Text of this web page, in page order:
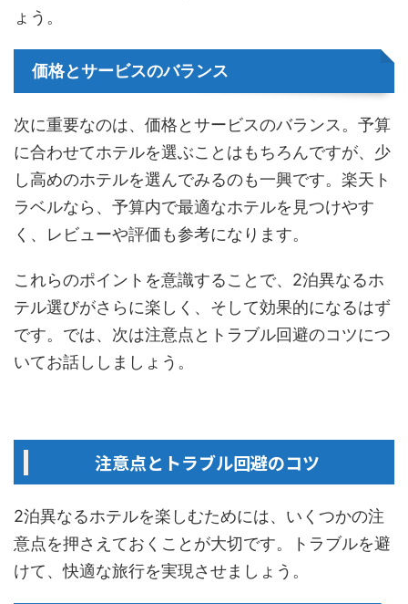
ょう。
価格とサービスのバランス
次に重要なのは、価格とサービスのバランス。予算
に合わせてホテルを選ぶことはもちろんですが、少
し高めのホテルを選んでみるのも一興です。楽天ト
ラベルなら、予算内で最適なホテルを見つけやす
く、レビューや評価も参考になります。
これらのポイントを意識することで、2泊異なるホ
テル選びがさらに楽しく、そして効果的になるはず
です。では、次は注意点とトラブル回避のコツにつ
いてお話ししましょう。
注意点とトラブル回避のコツ
2泊異なるホテルを楽しむためには、いくつかの注
意点を押さえておくことが大切です。トラブルを避
けて、快適な旅行を実現させましょう。